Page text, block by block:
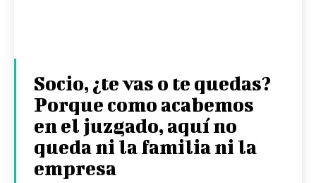
Socio, ¿te vas o te quedas?
Porque como acabemos
en el juzgado, aquí no
queda ni la familia ni la
empresa